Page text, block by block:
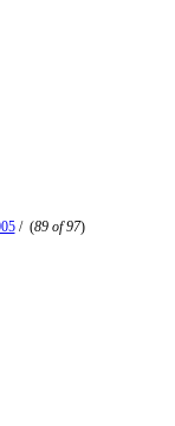
/ (89 of 97)